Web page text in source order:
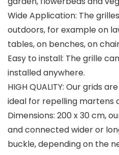
Wide Application: The
outdoors, for example on
tables, on benches, on
Easy to install: The grille
installed anywhere.
HIGH QUALITY: Our grids
ideal for repelling martens
Dimensions: 200 x 30 cm,
and connected wider or
buckle, depending on the